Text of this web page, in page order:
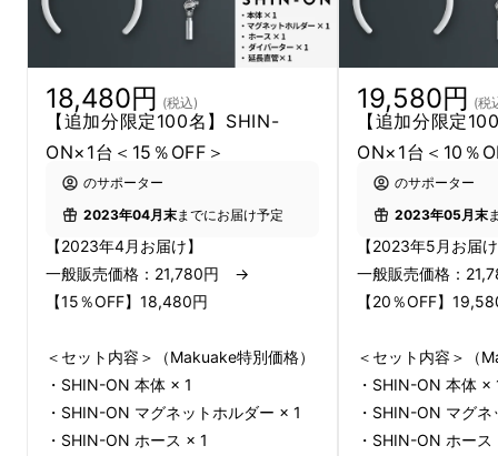
寒い季節、ハンドシャワーだけでは十分に温ま
らずに済ませてしまうことはありませんか？
でも浴槽にお湯を張るのは面倒ですよね。そん
なあなたに、SHIN-ONは浴槽にお湯を張るこ
となく、驚きの温浴体験を提供します。
18,480円 (税込)
【追加分限定100名】SHIN-
ON×1台＜15％OFF＞
のサポーター
2023年04月末までにお届け予定
【2023年4月お届け】
一般販売価格：21,780円 →
【15％OFF】18,480円
＜セット内容＞（Makuake特別価格）
・SHIN-ON 本体 × 1
・SHIN-ON マグネットホルダー × 1
・SHIN-ON ホース × 1
19,580円 (税
【追加分限定
ON×1台＜10％
のサポーター
2023年05月末
【2023年5月お届
一般販売価格：
【20％OFF】
＜セット内容＞（
・SHIN-ON 本体 ×
・SHIN-ON マグ
・SHIN-ON ホース